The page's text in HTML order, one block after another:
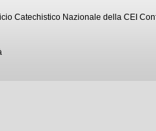
Catechistico Nazionale della CEI